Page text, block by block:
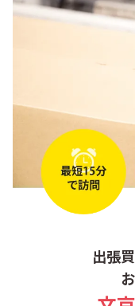
湯島
出張